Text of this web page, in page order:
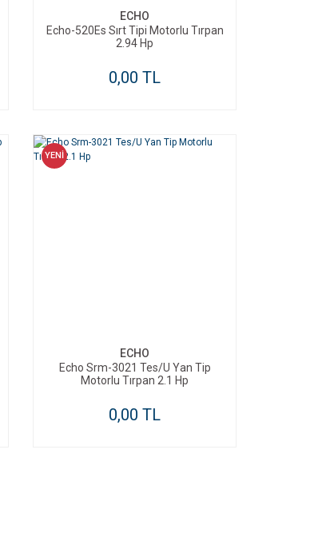
ECHO
Echo-520Es Sırt Tipi Motorlu Tırpan
2.94 Hp
0,00 TL
YENİ
ECHO
Echo Srm-3021 Tes/U Yan Tip
Motorlu Tırpan 2.1 Hp
0,00 TL